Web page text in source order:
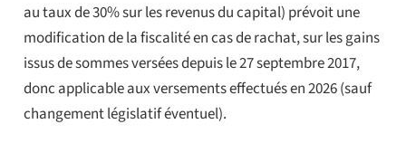
au taux de 30% sur les revenus du capital) prévoit une
modification de la fiscalité en cas de rachat, sur les gains
issus de sommes versées depuis le 27 septembre 2017,
donc applicable aux versements effectués en 2026 (sauf
changement législatif éventuel).